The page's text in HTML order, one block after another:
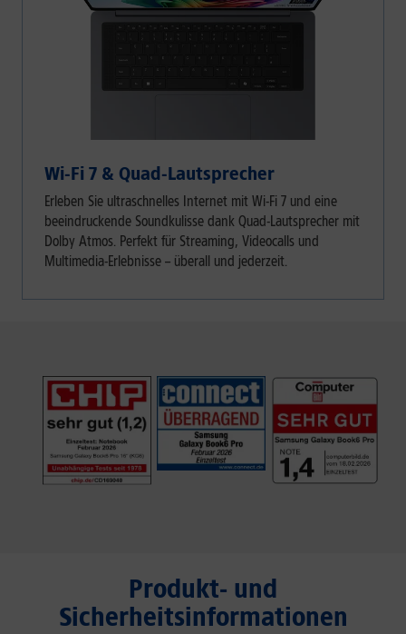
Wi-Fi 7 & Quad-Lautsprecher
Erleben Sie ultraschnelles Internet mit Wi-Fi 7 und eine
beeindruckende Soundkulisse dank Quad-Lautsprecher mit
Dolby Atmos. Perfekt für Streaming, Videocalls und
Multimedia-Erlebnisse – überall und jederzeit.
Produkt- und
Sicherheitsinformationen